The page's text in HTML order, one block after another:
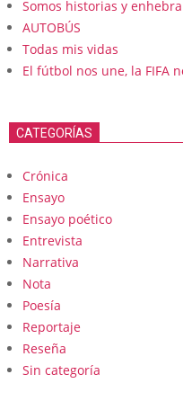
Somos historias y
AUTOBÚS
Todas mis vidas
El fútbol nos une, la FIFA
CATEGORÍAS
Crónica
Ensayo
Ensayo poético
Entrevista
Narrativa
Nota
Poesía
Reportaje
Reseña
Sin categoría